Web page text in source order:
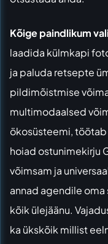
Kõige paindlikum
laadida külmkapi
ja paluda retsepte
pildimõistmise
multimodaalsed
ökosüsteemi, töötab
hoiad ostunimekirju
võimsam ja
annad agendile
kõik ülejäänu.
ka ükskõik millist